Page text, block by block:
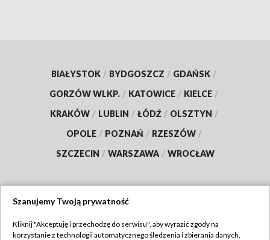
BIAŁYSTOK / BYDGOSZCZ / GDAŃSK /
GORZÓW WLKP. / KATOWICE / KIELCE /
KRAKÓW / LUBLIN / ŁÓDŹ / OLSZTYN /
OPOLE / POZNAŃ / RZESZÓW /
SZCZECIN / WARSZAWA / WROCŁAW
Szanujemy Twoją prywatność
Kliknij "Akceptuję i przechodzę do serwisu", aby wyrazić zgody na
korzystanie z technologii automatycznego śledzenia i zbierania danych,